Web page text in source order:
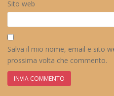
Sito web
Salva il mio nome, email e sito
prossima volta che commento.